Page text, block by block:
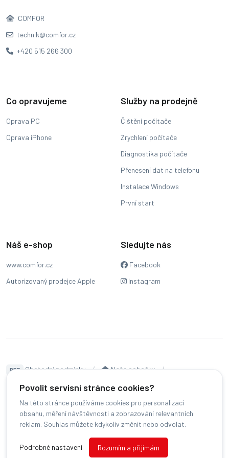
Povolit servisní stránce cookies?
Na této stránce používáme cookies pro personalizaci
obsahu, měření návštěvnosti a zobrazování relevantních
reklam. Souhlas můžete kdykoliv změnit nebo odvolat.
Podrobné nastavení Rozumím a přijímám
COMFOR
technik@comfor.cz
+420 515 266 300
Co opravujeme
Oprava PC
Oprava iPhone
Služby na prodejně
Čištění počítače
Zrychlení počítače
Diagnostika počítače
Přenesení dat na telefonu
Instalace Windows
První start
Náš e-shop
www.comfor.cz
Autorizovaný prodejce Apple
Sledujte nás
Facebook
Instagram
PDF Obchodní podmínky
Naše pobočky
Čeština
Všechna práva vyhrazena.
Změnit preference cookies